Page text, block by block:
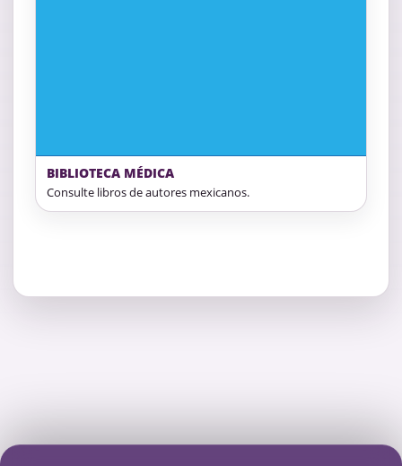
BIBLIOTECA MÉDICA
Consulte libros de autores mexicanos.